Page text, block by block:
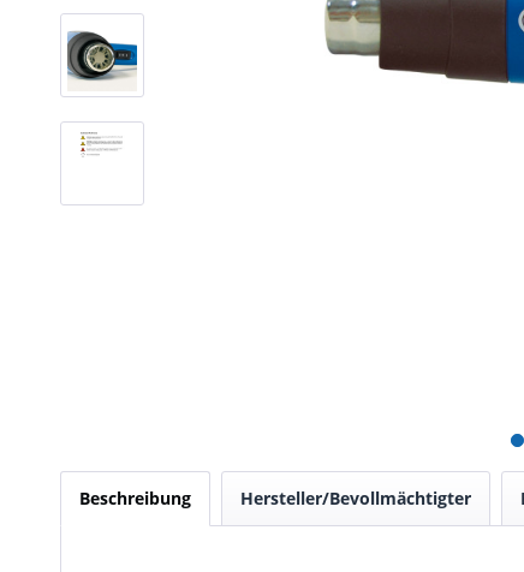
Beschreibung Hersteller/Bevollmächtigter